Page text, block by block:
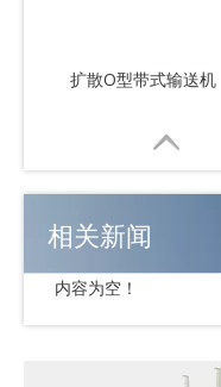
扩散O型带式输送机
相关新闻
内容为空！